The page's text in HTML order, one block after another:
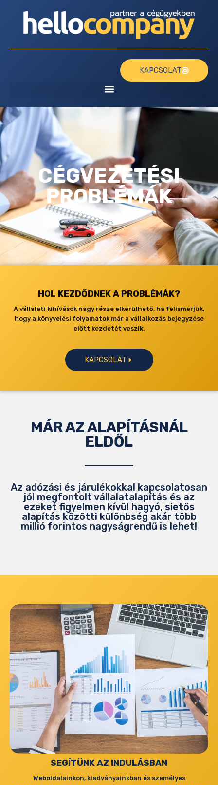
KAPCSOLAT
CÉGVEZETÉSI
PROBLÉMÁK
HOL KEZDŐDNEK A PROBLÉMÁK?
A vállalati kihívások nagy része elkerülhető, ha felismerjük,
hogy a könyvelési folyamatok már a vállalkozás bejegyzése
előtt kezdetét veszik.
KAPCSOLAT
MÁR AZ ALAPÍTÁSNÁL
ELDŐL
Az adózási és járulékokkal kapcsolatosan
jól megfontolt vállalatalapítás és az
ezeket figyelmen kívül hagyó, sietős
alapítás közötti különbség akár több
millió forintos nagyságrendű is lehet!
SEGÍTÜNK AZ INDULÁSBAN
Weboldalainkon, kiadványainkban és személyes